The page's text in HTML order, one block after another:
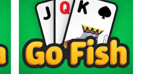
Line up four tiles to win—
vertically, horizontally, or
diagonally